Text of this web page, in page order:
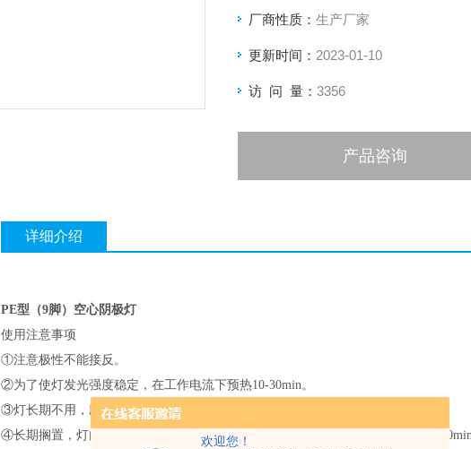
欢迎您！
厂商性质： 生产厂家
更新时间： 2023-01-10
访 问 量： 3356
产品咨询
详细介绍
PE型（9脚）空心阴极灯
使用注意事项
①注意极性不能接反。
②为了使灯发光强度稳定，在工作电流下预热10-30min。
③灯长期不用，应定期点燃，一般在工作电流下预热1h。
④长期搁置，灯内有杂质存在，可以采用反接去气法。，颠倒电极用大电流点灯